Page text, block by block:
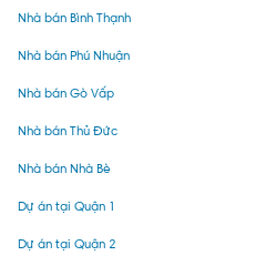
Nhà bán Bình Thạnh
Nhà bán Phú Nhuận
Nhà bán Gò Vấp
Nhà bán Thủ Đức
Nhà bán Nhà Bè
Dự án tại Quận 1
Dự án tại Quận 2